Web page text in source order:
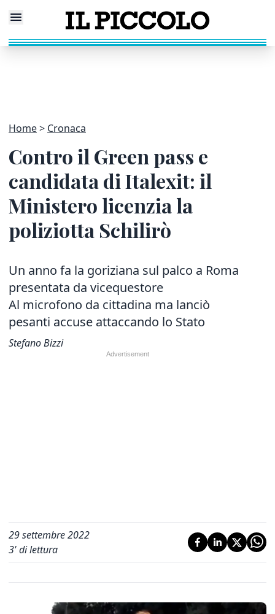
Home Cronaca
Contro il Green pass e
candidata di Italexit: il
Ministero licenzia la
poliziotta Schilirò
Un anno fa la goriziana sul palco a Roma
presentata da vicequestore
Al microfono da cittadina ma lanciò
pesanti accuse attaccando lo Stato
Stefano Bizzi
29 settembre 2022
3' di lettura